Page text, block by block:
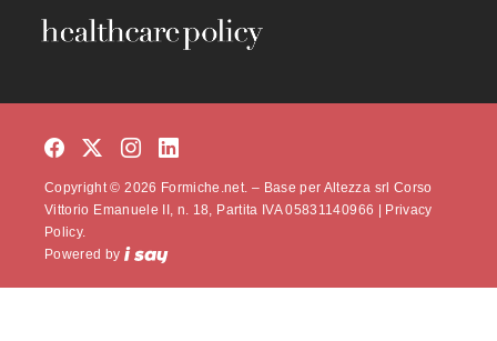
Copyright © 2026 Formiche.net. – Base per Altezza srl Corso
Vittorio Emanuele II, n. 18, Partita IVA 05831140966 |
Privacy
Policy.
Powered by